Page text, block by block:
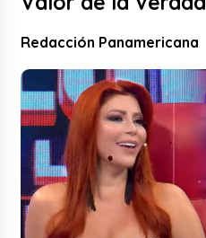
Redacción Panamericana